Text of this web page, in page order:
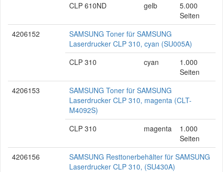
CLP 610ND
gelb
5.000
Seiten
4206152
SAMSUNG Toner für SAMSUNG
Laserdrucker CLP 310, cyan (SU005A)
CLP 310
cyan
1.000
Seiten
4206153
SAMSUNG Toner für SAMSUNG
Laserdrucker CLP 310, magenta (CLT-
M4092S)
CLP 310
magenta
1.000
Seiten
4206156
SAMSUNG Resttonerbehälter für SAMSUNG
Laserdrucker CLP 310, (SU430A)